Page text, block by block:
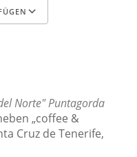
Norte" Puntagorda
„coffee &
Cruz de Tenerife,